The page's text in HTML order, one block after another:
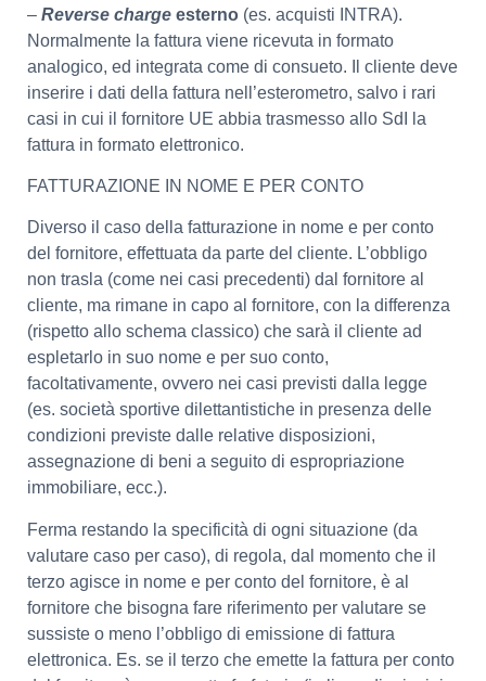
– Reverse charge esterno (es. acquisti INTRA).
Normalmente la fattura viene ricevuta in formato
analogico, ed integrata come di consueto. Il cliente deve
inserire i dati della fattura nell’esterometro, salvo i rari
casi in cui il fornitore UE abbia trasmesso allo SdI la
fattura in formato elettronico.
FATTURAZIONE IN NOME E PER CONTO
Diverso il caso della fatturazione in nome e per conto
del fornitore, effettuata da parte del cliente. L’obbligo
non trasla (come nei casi precedenti) dal fornitore al
cliente, ma rimane in capo al fornitore, con la differenza
(rispetto allo schema classico) che sarà il cliente ad
espletarlo in suo nome e per suo conto,
facoltativamente, ovvero nei casi previsti dalla legge
(es. società sportive dilettantistiche in presenza delle
condizioni previste dalle relative disposizioni,
assegnazione di beni a seguito di espropriazione
immobiliare, ecc.).
Ferma restando la specificità di ogni situazione (da
valutare caso per caso), di regola, dal momento che il
terzo agisce in nome e per conto del fornitore, è al
fornitore che bisogna fare riferimento per valutare se
sussiste o meno l’obbligo di emissione di fattura
elettronica. Es. se il terzo che emette la fattura per conto